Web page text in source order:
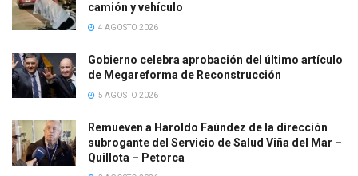
camión y vehículo
4 AGOSTO 2026
Gobierno celebra aprobación del último artículo
de Megareforma de Reconstrucción
5 AGOSTO 2026
Remueven a Haroldo Faúndez de la dirección
subrogante del Servicio de Salud Viña del Mar –
Quillota – Petorca